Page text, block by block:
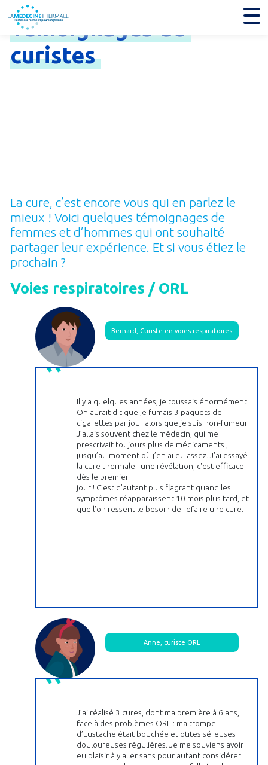
Témoignages
curistes
La cure, c’est encore vous qui en parlez le
mieux ! Voici quelques témoignages de
femmes et d’hommes qui ont souhaité
partager leur expérience. Et si vous étiez le
prochain ?
Voies respiratoires / ORL
Bernard, Curiste en voies respiratoires
Il y a quelques années, je toussais énormément.
On aurait dit que je fumais 3 paquets de
cigarettes par jour alors que je suis non-fumeur.
J’allais souvent chez le médecin, qui me
prescrivait toujours plus de médicaments ;
jusqu’au moment où j’en ai eu assez. J'ai essayé
la cure thermale : une révélation, c'est efficace
dès le premier
jour ! C’est d’autant plus flagrant quand les
symptômes réapparaissent 10 mois plus tard, et
que l’on ressent le besoin de refaire une cure.
Anne, curiste ORL
J’ai réalisé 3 cures, dont ma première à 6 ans,
face à des problèmes ORL : ma trompe
d’Eustache était bouchée et otites séreuses
douloureuses régulières. Je me souviens avoir
eu plaisir à y aller sans pour autant considérer